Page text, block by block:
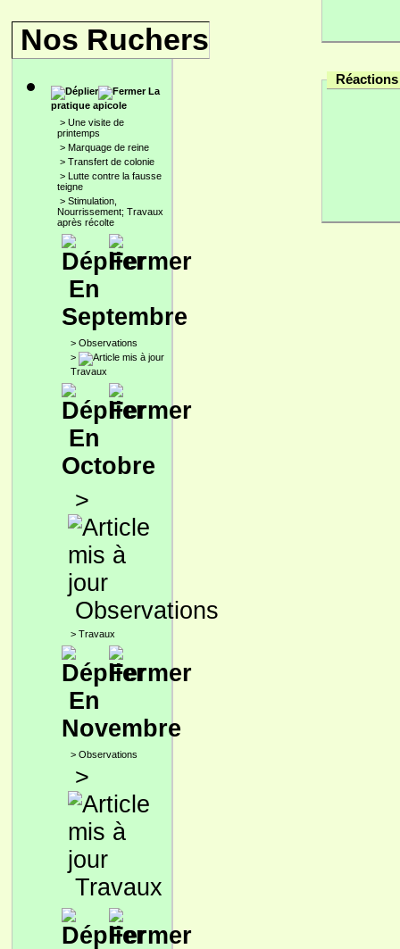
Nos Ruchers
La
pratique apicole
> Une visite de
printemps
> Marquage de reine
> Transfert de colonie
> Lutte contre la fausse
teigne
> Stimulation,
Nourrissement; Travaux
après récolte
En
Septembre
> Observations
>
Travaux
En
Octobre
>
Observations
> Travaux
En
Novembre
> Observations
>
Travaux